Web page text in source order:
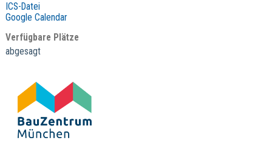
ICS-Datei
Google Calendar
Verfügbare Plätze
abgesagt